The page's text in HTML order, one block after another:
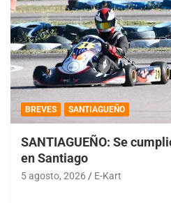
BREVES SANTIAGUEÑO
SANTIAGUEÑO: Se
en Santiago
5 agosto, 2026 E-Kart